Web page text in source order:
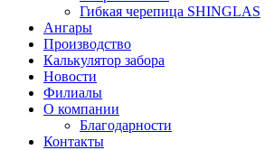
Гибкая черепица SHINGLAS
Ангары
Производство
Калькулятор забора
Новости
Филиалы
О компании
Благодарности
Контакты